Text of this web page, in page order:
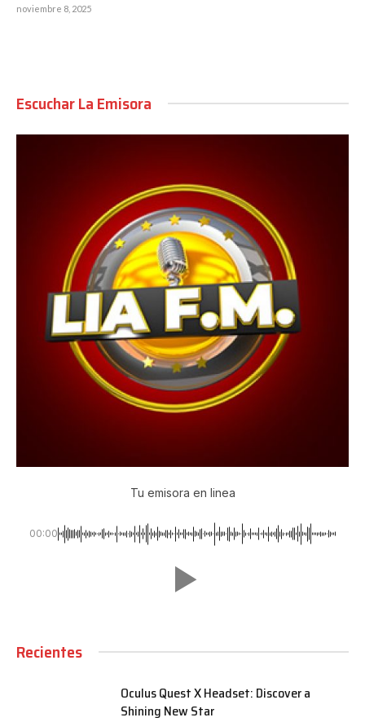
noviembre 8, 2025
Escuchar La Emisora
Tu emisora en linea
00:00
Recientes
Oculus Quest X Headset: Discover a
Shining New Star